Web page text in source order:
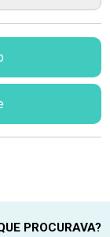
PROCURAVA?